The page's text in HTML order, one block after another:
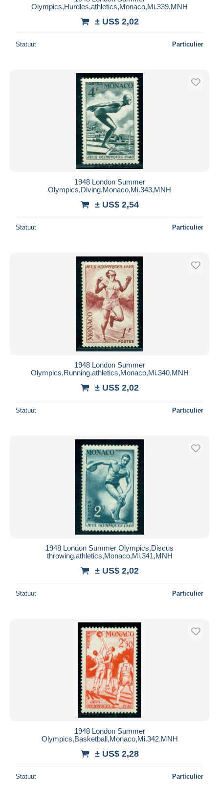
Olympics,Hurdles,athletics,Monaco,Mi.339,MNH
± US$ 2,02
Statuut Particulier
1948 London Summer
Olympics,Diving,Monaco,Mi.343,MNH
± US$ 2,54
Statuut Particulier
1948 London Summer
Olympics,Running,athletics,Monaco,Mi.340,MNH
± US$ 2,02
Statuut Particulier
1948 London Summer Olympics,Discus
throwing,athletics,Monaco,Mi.341,MNH
± US$ 2,02
Statuut Particulier
1948 London Summer
Olympics,Basketball,Monaco,Mi.342,MNH
± US$ 2,28
Statuut Particulier